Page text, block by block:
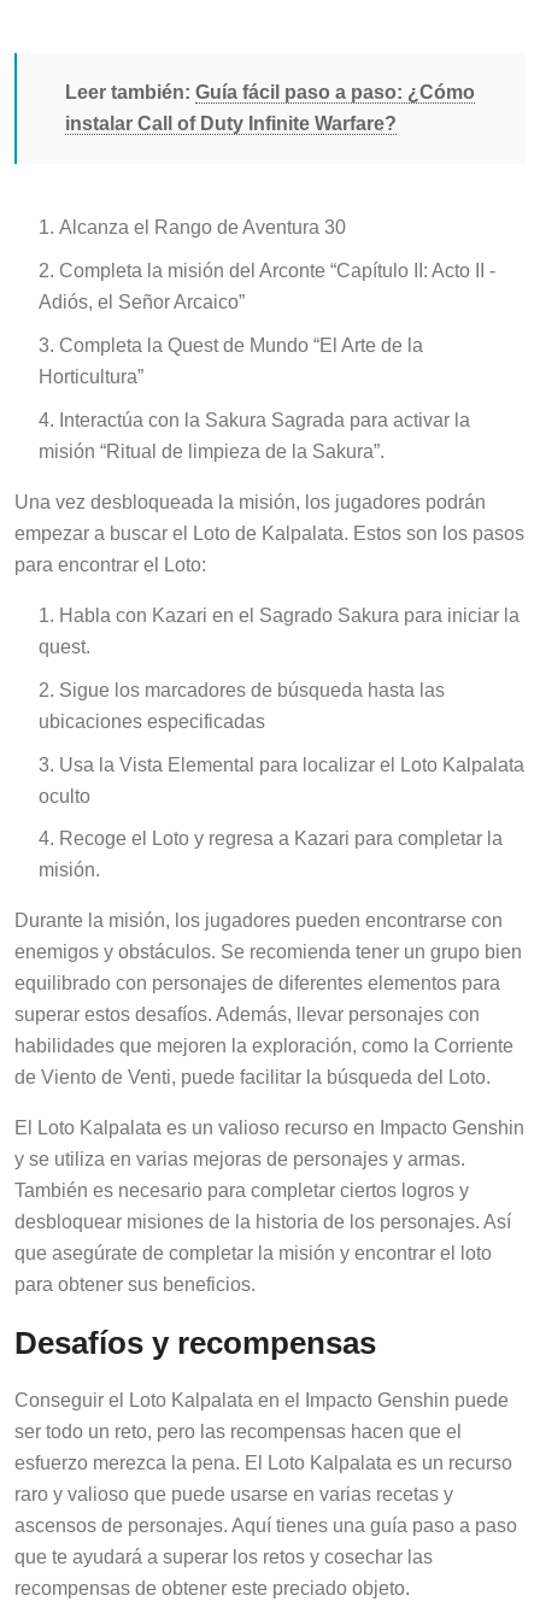
Leer también: Guía fácil paso a paso: ¿Cómo
instalar Call of Duty Infinite Warfare?
Alcanza el Rango de Aventura 30
Completa la misión del Arconte “Capítulo II: Acto II -
Adiós, el Señor Arcaico”
Completa la Quest de Mundo “El Arte de la
Horticultura”
Interactúa con la Sakura Sagrada para activar la
misión “Ritual de limpieza de la Sakura”.
Una vez desbloqueada la misión, los jugadores podrán
empezar a buscar el Loto de Kalpalata. Estos son los pasos
para encontrar el Loto:
Habla con Kazari en el Sagrado Sakura para iniciar la
quest.
Sigue los marcadores de búsqueda hasta las
ubicaciones especificadas
Usa la Vista Elemental para localizar el Loto Kalpalata
oculto
Recoge el Loto y regresa a Kazari para completar la
misión.
Durante la misión, los jugadores pueden encontrarse con
enemigos y obstáculos. Se recomienda tener un grupo bien
equilibrado con personajes de diferentes elementos para
superar estos desafíos. Además, llevar personajes con
habilidades que mejoren la exploración, como la Corriente
de Viento de Venti, puede facilitar la búsqueda del Loto.
El Loto Kalpalata es un valioso recurso en Impacto Genshin
y se utiliza en varias mejoras de personajes y armas.
También es necesario para completar ciertos logros y
desbloquear misiones de la historia de los personajes. Así
que asegúrate de completar la misión y encontrar el loto
para obtener sus beneficios.
Desafíos y recompensas
Conseguir el Loto Kalpalata en el Impacto Genshin puede
ser todo un reto, pero las recompensas hacen que el
esfuerzo merezca la pena. El Loto Kalpalata es un recurso
raro y valioso que puede usarse en varias recetas y
ascensos de personajes. Aquí tienes una guía paso a paso
que te ayudará a superar los retos y cosechar las
recompensas de obtener este preciado objeto.